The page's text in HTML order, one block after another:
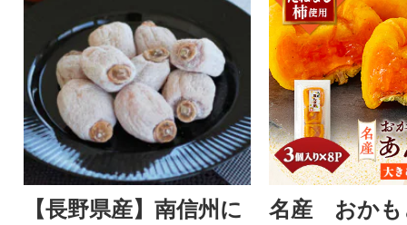
【長野県産】南信州に
名産 おかも